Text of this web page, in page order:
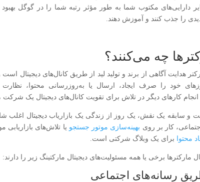
دارایی‌های مکتوب شما به طور مؤثر رتبه شما را در گوگل بهبود
را جذب کنند و آموزش دهند.
چه می‌کنند؟
هدایت آگاهی از برند و تولید لید از طریق کانال‌های دیجیتال
روزهای خود را صرف ایجاد، ارسال یا به‌روزرسانی محتوا،
کارهای دیگر در تلاش برای تقویت کانال‌های دیجیتال یک شرکت
و سابقه یک نقش، یک روز از زندگی یک بازاریاب دیجیتال اغلب
کار بر روی بهینه‌سازی موتور جستجو یا تلاش‌های بازاریابی
محتوا برای یک وبلاگ شرکتی است.
مارکترها برخی یا همه مسئولیت‌های دیجیتال مارکتینگ زیر را دارند:
رسانه‌های اجتماعی